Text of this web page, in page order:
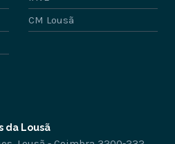
CM Lousã
da Lousã